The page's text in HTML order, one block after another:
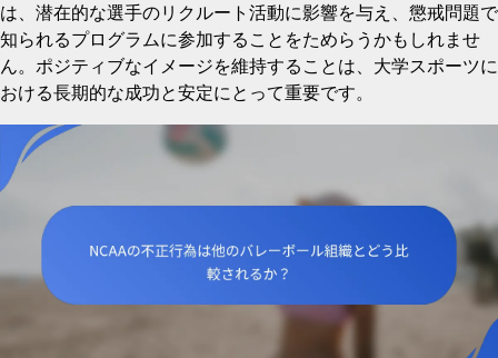
は、潜在的な選手のリクルート活動に影響を与え、懲戒問題で
知られるプログラムに参加することをためらうかもしれませ
ん。ポジティブなイメージを維持することは、大学スポーツに
おける長期的な成功と安定にとって重要です。